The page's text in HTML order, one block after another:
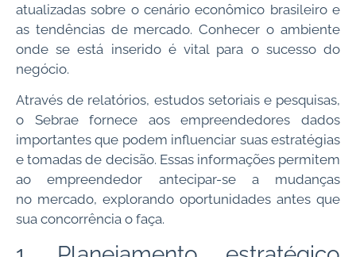
atualizadas sobre o cenário econômico brasileiro e
as tendências de mercado. Conhecer o ambiente
onde se está inserido é vital para o sucesso do
negócio.
Através de relatórios, estudos setoriais e pesquisas,
o Sebrae fornece aos empreendedores dados
importantes que podem influenciar suas estratégias
e tomadas de decisão. Essas informações permitem
ao empreendedor antecipar-se a mudanças
no mercado, explorando oportunidades antes que
sua concorrência o faça.